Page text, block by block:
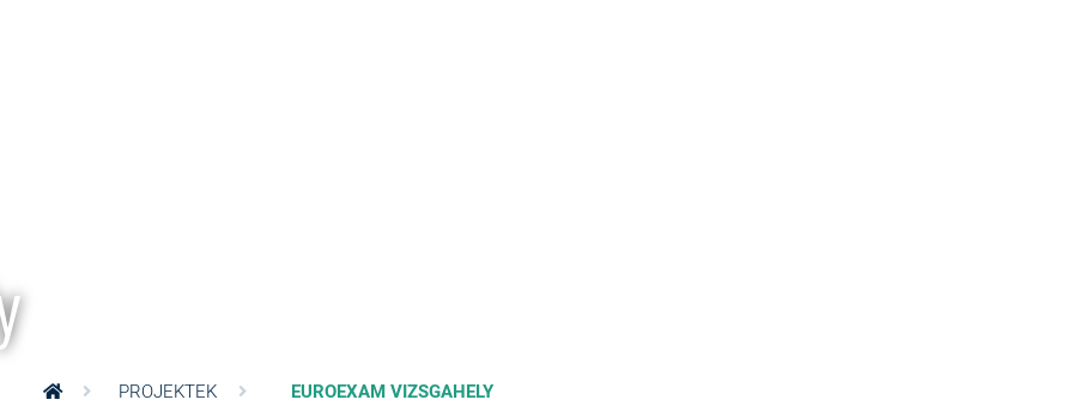
PROJEKTEK EUROEXAM VIZSGAHELY